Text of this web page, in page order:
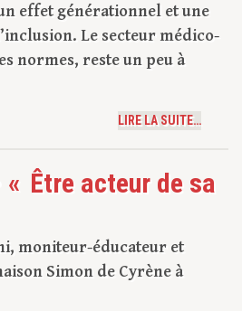
effet générationnel et une
Le secteur médico-
normes, reste un peu à
LIRE LA SUITE…
« Être acteur de sa
moniteur-éducateur et
Simon de Cyrène à